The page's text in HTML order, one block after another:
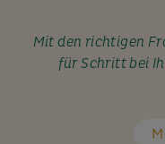
Mit den richtigen
für Schritt bei